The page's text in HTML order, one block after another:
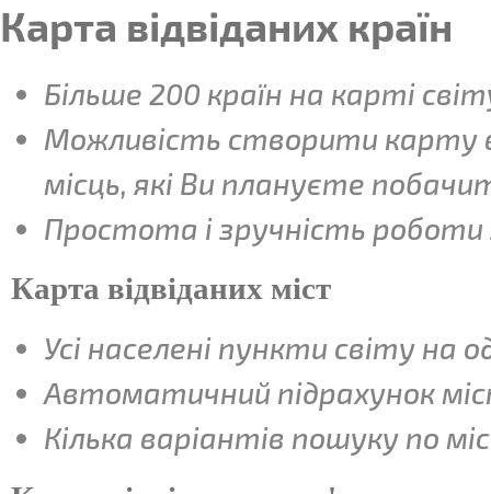
Карта відвіданих країн
Більше 200 країн на карті
Можливість створити карту
місць, які Ви плануєте
Простота і зручність роботи
Карта відвіданих міст
Усі населені пункти світу на
Автоматичний підрахунок
Кілька варіантів пошуку по